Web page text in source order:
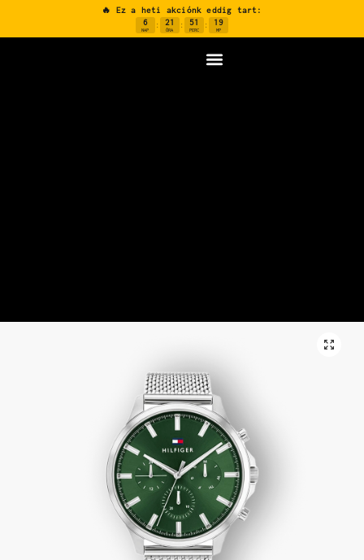
🔥 Ez a heti akciónk eddig tart:
6
NAP
: 21
ÓRA
: 51
PERC
: 18
MP